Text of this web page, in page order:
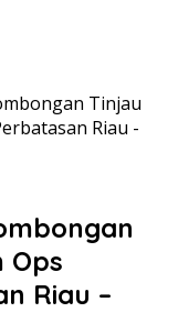
Tinjau
Riau -
Ops
Riau –